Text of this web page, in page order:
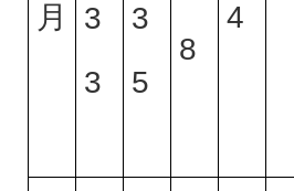
月
3
3
3
5
8
4